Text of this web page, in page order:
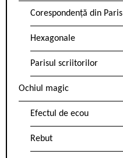
Corespondență din Paris
Hexagonale
Parisul scriitorilor
Ochiul magic
Efectul de ecou
Rebut